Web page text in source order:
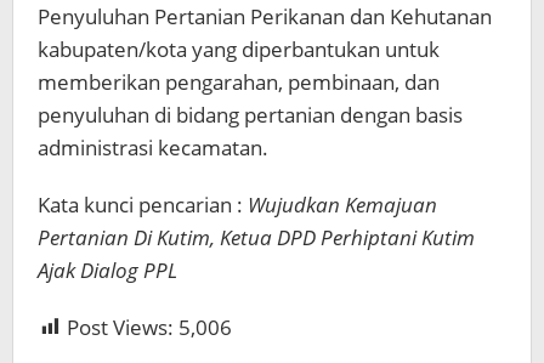
Penyuluhan Pertanian Perikanan dan Kehutanan
kabupaten/kota yang diperbantukan untuk
memberikan pengarahan, pembinaan, dan
penyuluhan di bidang pertanian dengan basis
administrasi kecamatan.
Kata kunci pencarian : Wujudkan Kemajuan
Pertanian Di Kutim, Ketua DPD Perhiptani Kutim
Ajak Dialog PPL
Post Views: 5,006